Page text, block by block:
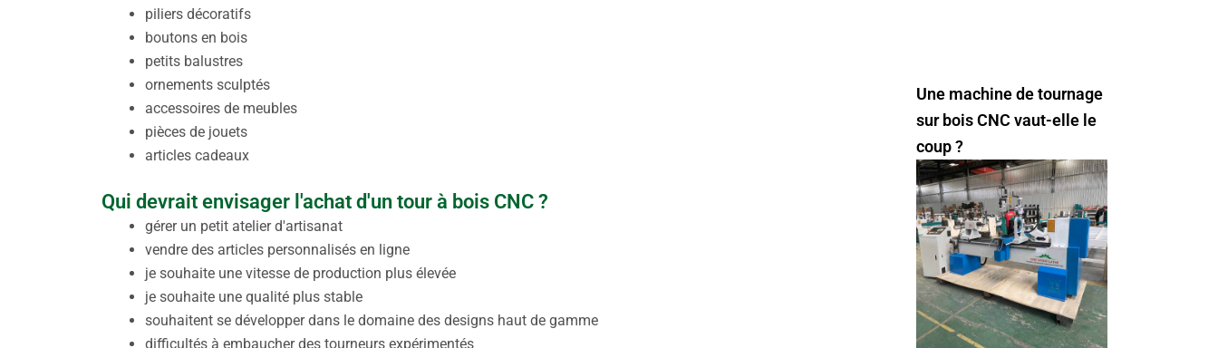
piliers décoratifs
boutons en bois
petits balustres
ornements sculptés
accessoires de meubles
pièces de jouets
articles cadeaux
Qui devrait envisager l'achat d'un tour à bois CNC ?
gérer un petit atelier d'artisanat
vendre des articles personnalisés en ligne
je souhaite une vitesse de production plus élevée
je souhaite une qualité plus stable
souhaitent se développer dans le domaine des designs haut de gamme
difficultés à embaucher des tourneurs expérimentés
Une machine de tournage
sur bois CNC vaut-elle le
coup ?